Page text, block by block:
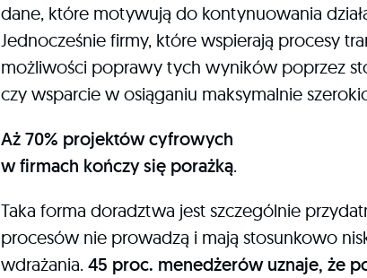
dane, które motywują do kontynuowania
Jednocześnie firmy, które wspierają procesy
możliwości poprawy tych wyników poprzez
czy wsparcie w osiąganiu maksymalnie
Aż 70% projektów cyfrowych
w firmach kończy się porażką.
Taka forma doradztwa jest szczególnie
procesów nie prowadzą i mają stosunkowo
wdrażania. 45 proc. menedżerów uznaje, że